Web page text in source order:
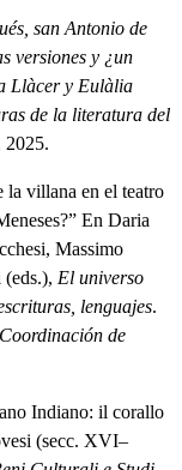
san Antonio de
versiones y ¿un
Llàcer y Eulàlia
de la literatura del
2025.
la villana en el teatro
En Daria
Massimo
El universo
lenguajes.
Coordinación de
Indiano: il corallo
(secc. XVI–